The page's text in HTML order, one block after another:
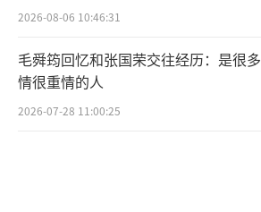
2026-08-06 10:46:31
毛舜筠回忆和张国荣交往经历：是很多
情很重情的人
2026-07-28 11:00:25